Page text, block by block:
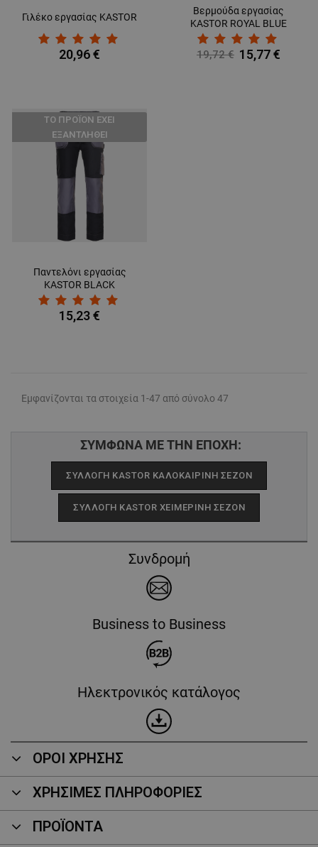
Γιλέκο εργασίας KASTOR
20,96 €
Bερμούδα εργασίας
KASTOR ROYAL BLUE
19,72 € 15,77 €
ТΟ ΠΡΟΪΌΝ ΈΧΕΙ
ΕΞΑΝΤΛΗΘΕΊ
Παντελόνι εργασίας
KASTOR BLACK
15,23 €
Εμφανίζονται τα στοιχεία 1-47 από σύνολο 47
ΣΥΜΦΩΝΑ ΜΕ ΤΗΝ ΕΠΟΧΗ:
ΣΥΛΛΟΓΉ KASTOR ΚΑΛΟΚΑΙΡΙΝΉ ΣΕΖΌΝ
ΣΥΛΛΟΓΉ KASTOR ΧΕΙΜΕΡΙΝΉ ΣΕΖΌΝ
Συνδρομή
Business to Business
Ηλεκτρονικός κατάλογος
ΟΡΟΙ ΧΡΗΣΗΣ
ΧΡΗΣΙΜΕΣ ΠΛΗΡΟΦΟΡΙΕΣ
ΠΡΟΪΌΝΤΑ